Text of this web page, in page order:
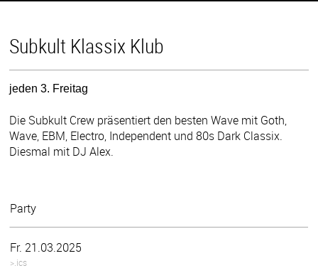
Subkult Klassix Klub
jeden 3. Freitag
Die Subkult Crew präsentiert den besten Wave mit Goth,
Wave, EBM, Electro, Independent und 80s Dark Classix.
Diesmal mit DJ Alex.
Party
Fr. 21.03.2025
>.ics